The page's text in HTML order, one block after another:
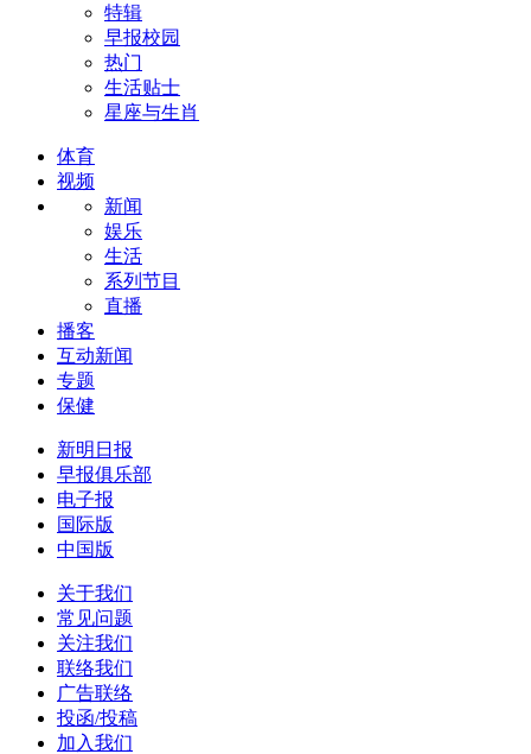
特辑
早报校园
热门
生活贴士
星座与生肖
体育
视频
新闻
娱乐
生活
系列节目
直播
播客
互动新闻
专题
保健
新明日报
早报俱乐部
电子报
国际版
中国版
关于我们
常见问题
关注我们
联络我们
广告联络
投函/投稿
加入我们